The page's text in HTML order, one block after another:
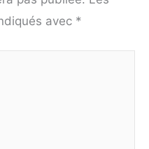
avec *